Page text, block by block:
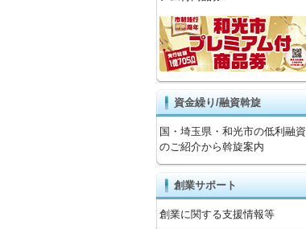
資金繰り/融資斡旋
国・埼玉県・和光市の低利融資
のご紹介から斡旋案内
創業サポート
創業に関する支援情報等